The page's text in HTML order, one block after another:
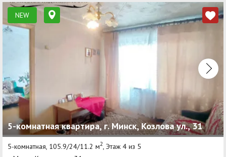
NEW
5-комнатная квартира, г. Минск, Козлова ул., 31
5-комнатная, 105.9/24/11.2 м2, Этаж 4 из 5